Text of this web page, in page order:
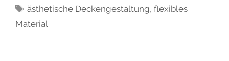
ästhetische Deckengestaltung,flexibles
Material